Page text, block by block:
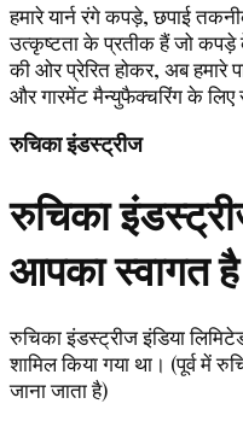
हमारे यार्न रंगे कपड़े, छपाई
उत्कृष्टता के प्रतीक हैं जो कपड़े
की ओर प्रेरित होकर, अब हमारे
और गारमेंट मैन्युफैक्चरिंग के
रुचिका इंडस्ट्रीज
रुचिका
आपका स्वागत है
रुचिका इंडस्ट्रीज इंडिया
शामिल किया गया था। (पूर्व में
जाना जाता है)